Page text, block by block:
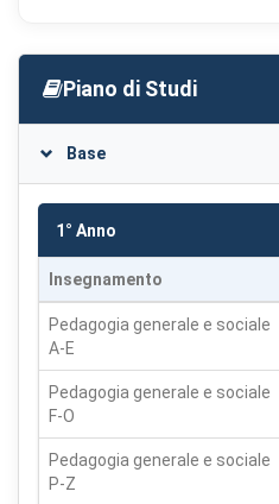
Piano di Studi
Base
1° Anno
Insegnamento
Pedagogia generale e sociale
A-E
Pedagogia generale e sociale
F-O
Pedagogia generale e sociale
P-Z